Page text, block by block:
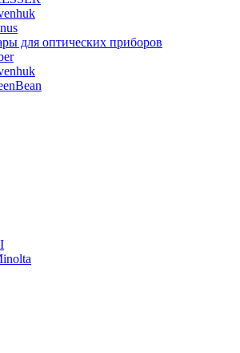
для оптических приборов